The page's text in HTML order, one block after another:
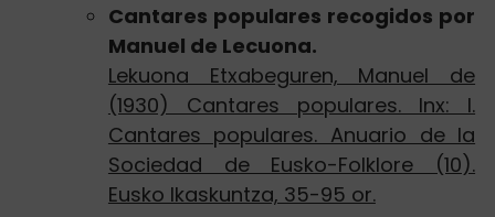
Cantares populares recogidos por
Manuel de Lecuona.
Lekuona Etxabeguren, Manuel de
(1930) Cantares populares. Inx: I.
Cantares populares. Anuario de la
Sociedad de Eusko-Folklore (10).
Eusko Ikaskuntza, 35-95 or.